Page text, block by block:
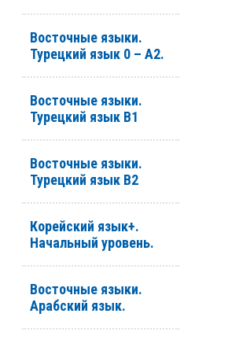
Восточные языки.
Турецкий язык 0 – А2.
Восточные языки.
Турецкий язык В1
Восточные языки.
Турецкий язык В2
Корейский язык+.
Начальный уровень.
Восточные языки.
Арабский язык.